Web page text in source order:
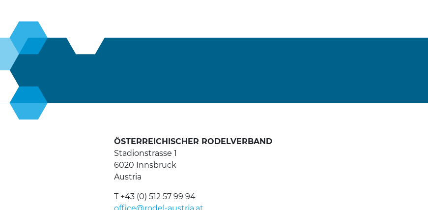
ÖSTERREICHISCHER RODELVERBAND
Stadionstrasse 1
6020 Innsbruck
Austria
T +43 (0) 512 57 99 94